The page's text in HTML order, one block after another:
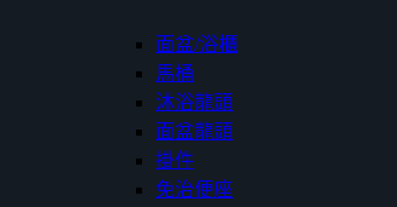
面盆/浴櫃
馬桶
沐浴龍頭
面盆龍頭
掛件
免治便座